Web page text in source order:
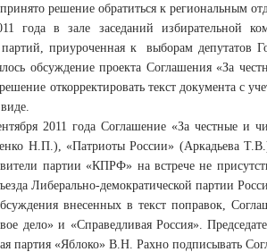
решение обратиться к региональным
года в зале заседаний избирательной
приуроченная к выборам депутатов
обсуждение проекта Соглашения «За
откорректировать текст документа с
2011 года Соглашение «За честные и
Н.П.), «Патриоты России» (Аркадьева
партии «КПРФ» на встрече не
Либерально-демократической партии
внесенных в текст поправок,
дело» и «Справедливая Россия».
партия «Яблоко» В.Н. Рахно подписывать